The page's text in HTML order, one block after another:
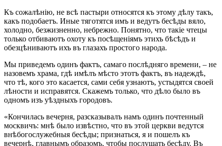
Къ сожалѣнію, не всѣ пастыри относятся къ этому дѣлу такъ,
какъ подобаетъ. Иные тяготятся имъ и ведутъ бесѣды вяло,
холодно, безжизненно, небрежно. Понятно, что такіе чтецы
только отбиваютъ охоту къ посѣщеніямъ этихъ бѣсѣдъ и
обезцѣниваютъ ихъ въ глазахъ простого народа.
Мы приведемъ одинъ фактъ, самаго послѣдняго времени, – не
назовемъ храма, гдѣ имѣлъ мѣсто этотъ фактъ, въ надеждѣ,
что тѣ, кого это касается, сами себя узнаютъ, устыдятся своей
лѣности и исправятся. Скажемъ только, что дѣло было въ
одномъ изъ уѣздныхъ городовъ.
«Кончилась вечерня, разсказывалъ намъ одинъ почтенный
москвичъ: мнѣ было извѣстно, что въ этой церкви ведутся
внѣбогослужебныя бесѣды; признаться, я и пошелъ къ
вечернѣ, главнымъ образомъ, чтобы послушать бесѣду. Въ